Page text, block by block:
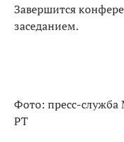
Завершится
заседанием.
Фото: пресс-служба
РТ